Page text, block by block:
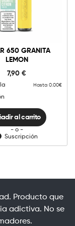
650 GRANITA
LEMON
7,90€
Hasta 0.00€
10mg
Bar
Granita
cantidad
al carrito
al carrito
- o -
Suscripción
Producto que
adictiva. No se